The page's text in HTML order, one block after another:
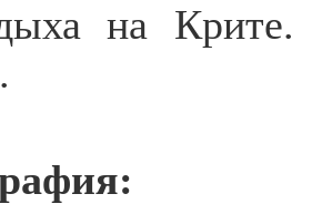
на Крите.